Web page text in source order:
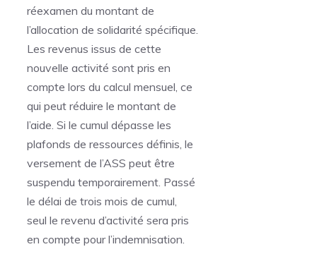
réexamen du montant de
l’allocation de solidarité spécifique.
Les revenus issus de cette
nouvelle activité sont pris en
compte lors du calcul mensuel, ce
qui peut réduire le montant de
l’aide. Si le cumul dépasse les
plafonds de ressources définis, le
versement de l’ASS peut être
suspendu temporairement. Passé
le délai de trois mois de cumul,
seul le revenu d’activité sera pris
en compte pour l’indemnisation.